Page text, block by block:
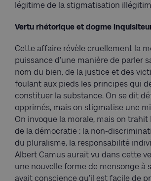
légitime de la stigmatisation
Vertu rhétorique et dogme
Cette affaire révèle cruellement la
puissance d’une manière de parler
nom du bien, de la justice et des
foulant aux pieds les principes qui
constituer la substance. On se dit
opprimés, mais on stigmatise une
On invoque la morale, mais on trahit
de la démocratie : la non-
du pluralisme, la responsabilité
Albert Camus aurait vu dans cette
une nouvelle forme de mensonge à
avait conscience qu’il est facile de